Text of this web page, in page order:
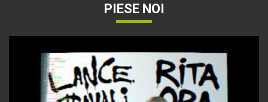
PIESE NOI